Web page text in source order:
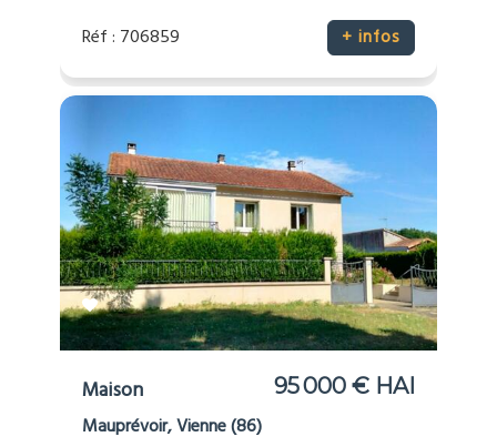
Réf : 706859 + infos
Maison 95 000 € HAI
Mauprévoir, Vienne (86)